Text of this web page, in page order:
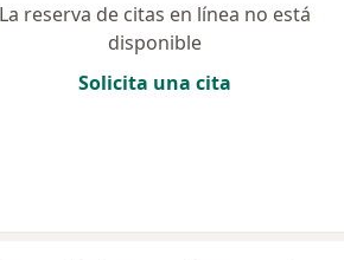
La reserva de citas en línea no está
disponible
Solicita una cita